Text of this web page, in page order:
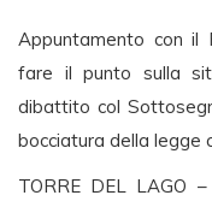
Appuntamento con il
fare il punto sulla
dibattito col
bocciatura della legge
TORRE DEL LAGO